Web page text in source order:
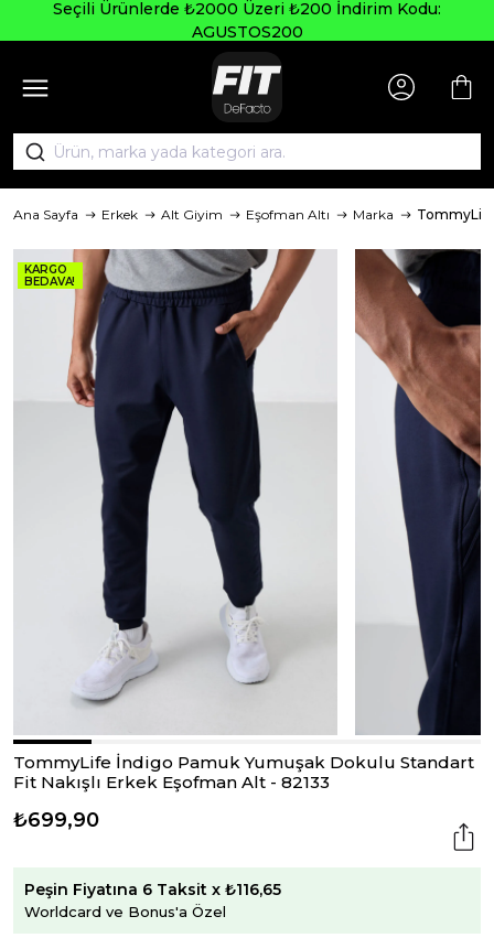
Seçili Ürünlerde ₺2000 Üzeri ₺200 İndirim Kodu:
AGUSTOS200
Ana Sayfa Erkek Alt Giyim Eşofman Altı Marka TommyLife
KARGO
BEDAVA!
TommyLife İndigo Pamuk Yumuşak Dokulu Standart
Fit Nakışlı Erkek Eşofman Alt - 82133
₺699,90
Peşin Fiyatına 6 Taksit x ₺116,65
Worldcard ve Bonus'a Özel